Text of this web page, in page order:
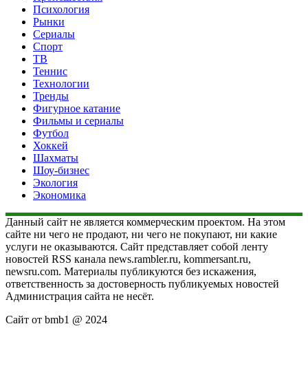
Психология
Рынки
Сериалы
Спорт
ТВ
Теннис
Технологии
Тренды
Фигурное катание
Фильмы и сериалы
Футбол
Хоккей
Шахматы
Шоу-бизнес
Экология
Экономика
Данный сайт не является коммерческим проектом. На этом
сайте ни чего не продают, ни чего не покупают, ни какие
услуги не оказываются. Сайт представляет собой ленту
новостей RSS канала news.rambler.ru, kommersant.ru,
newsru.com. Материалы публикуются без искажения,
ответственность за достоверность публикуемых новостей
Администрация сайта не несёт.
Сайт от bmb1 @ 2024